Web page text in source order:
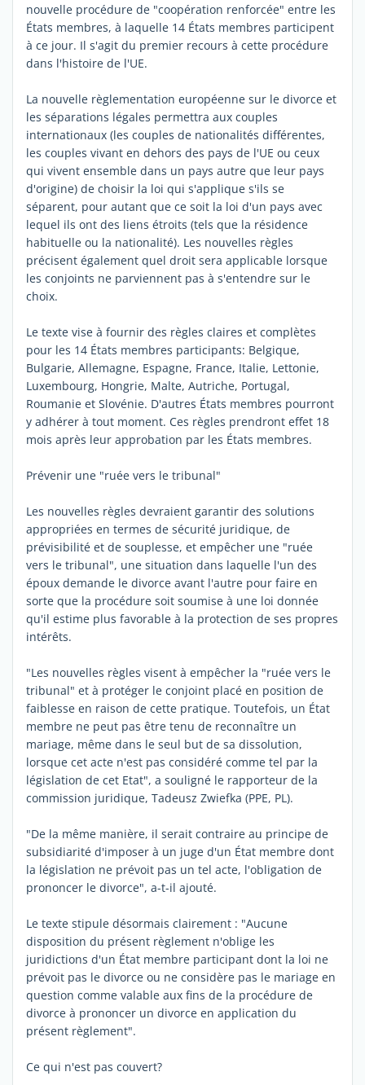
nouvelle procédure de "coopération renforcée" entre les
États membres, à laquelle 14 États membres participent
à ce jour. Il s'agit du premier recours à cette procédure
dans l'histoire de l'UE.
La nouvelle règlementation européenne sur le divorce et
les séparations légales permettra aux couples
internationaux (les couples de nationalités différentes,
les couples vivant en dehors des pays de l'UE ou ceux
qui vivent ensemble dans un pays autre que leur pays
d'origine) de choisir la loi qui s'applique s'ils se
séparent, pour autant que ce soit la loi d'un pays avec
lequel ils ont des liens étroits (tels que la résidence
habituelle ou la nationalité). Les nouvelles règles
précisent également quel droit sera applicable lorsque
les conjoints ne parviennent pas à s'entendre sur le
choix.
Le texte vise à fournir des règles claires et complètes
pour les 14 États membres participants: Belgique,
Bulgarie, Allemagne, Espagne, France, Italie, Lettonie,
Luxembourg, Hongrie, Malte, Autriche, Portugal,
Roumanie et Slovénie. D'autres États membres pourront
y adhérer à tout moment. Ces règles prendront effet 18
mois après leur approbation par les États membres.
Prévenir une "ruée vers le tribunal"
Les nouvelles règles devraient garantir des solutions
appropriées en termes de sécurité juridique, de
prévisibilité et de souplesse, et empêcher une "ruée
vers le tribunal", une situation dans laquelle l'un des
époux demande le divorce avant l'autre pour faire en
sorte que la procédure soit soumise à une loi donnée
qu'il estime plus favorable à la protection de ses propres
intérêts.
"Les nouvelles règles visent à empêcher la "ruée vers le
tribunal" et à protéger le conjoint placé en position de
faiblesse en raison de cette pratique. Toutefois, un État
membre ne peut pas être tenu de reconnaître un
mariage, même dans le seul but de sa dissolution,
lorsque cet acte n'est pas considéré comme tel par la
législation de cet Etat", a souligné le rapporteur de la
commission juridique, Tadeusz Zwiefka (PPE, PL).
"De la même manière, il serait contraire au principe de
subsidiarité d'imposer à un juge d'un État membre dont
la législation ne prévoit pas un tel acte, l'obligation de
prononcer le divorce", a-t-il ajouté.
Le texte stipule désormais clairement : "Aucune
disposition du présent règlement n'oblige les
juridictions d'un État membre participant dont la loi ne
prévoit pas le divorce ou ne considère pas le mariage en
question comme valable aux fins de la procédure de
divorce à prononcer un divorce en application du
présent règlement".
Ce qui n'est pas couvert?